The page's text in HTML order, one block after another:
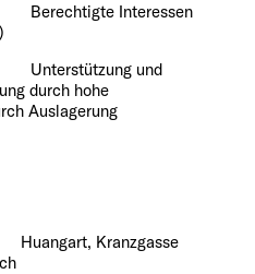
Interessen
Unterstützung und
durch hohe
Auslagerung
Kranzgasse